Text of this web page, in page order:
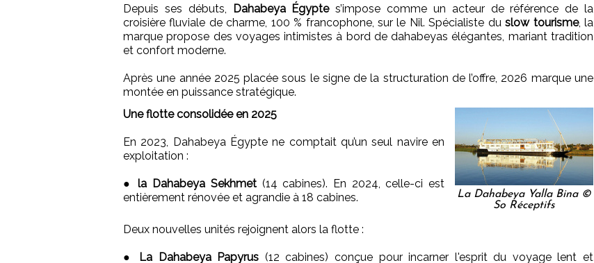
Depuis ses débuts, Dahabeya Égyptes’impose comme un acteur de référence de la
croisière fluviale de charme, 100 % francophone, sur le Nil. Spécialiste duslow tourisme, la
marque propose des voyages intimistes à bord de dahabeyas élégantes, mariant tradition
et confort moderne.
Après une année 2025 placée sous le signe de la structuration de l’offre, 2026 marque une
montée en puissance stratégique.
La Dahabeya Yalla Bina ©
So Réceptifs
Une flotte consolidée en 2025
En 2023, Dahabeya Égypte ne comptait qu’un seul navire en
exploitation :
●la Dahabeya Sekhmet(14 cabines). En 2024, celle-ci est
entièrement rénovée et agrandie à 18 cabines.
Deux nouvelles unités rejoignent alors la flotte :
● La Dahabeya Papyrus (12 cabines) conçue pour incarner l'esprit du voyage lent et